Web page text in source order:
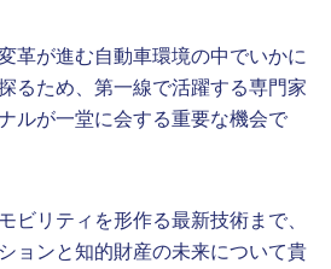
革が進む自動車環境の中でいかに
るため、第一線で活躍する専門家
ルが一堂に会する重要な機会で
ビリティを形作る最新技術まで、
ョンと知的財産の未来について貴